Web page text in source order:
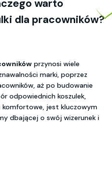
warto
dla pracowników?
przynosi wiele
marki, poprzez
aż po budowanie
odpowiednich koszulek,
jest kluczowym
dbającej o swój wizerunek i